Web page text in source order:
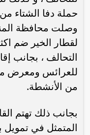
حملة دفا الشتاء
وصلت محافظة
التحالف ، بجانب
للعرائس ومعرض
من الأنشطة.
بجانب ذلك تهتم
المتمثل في